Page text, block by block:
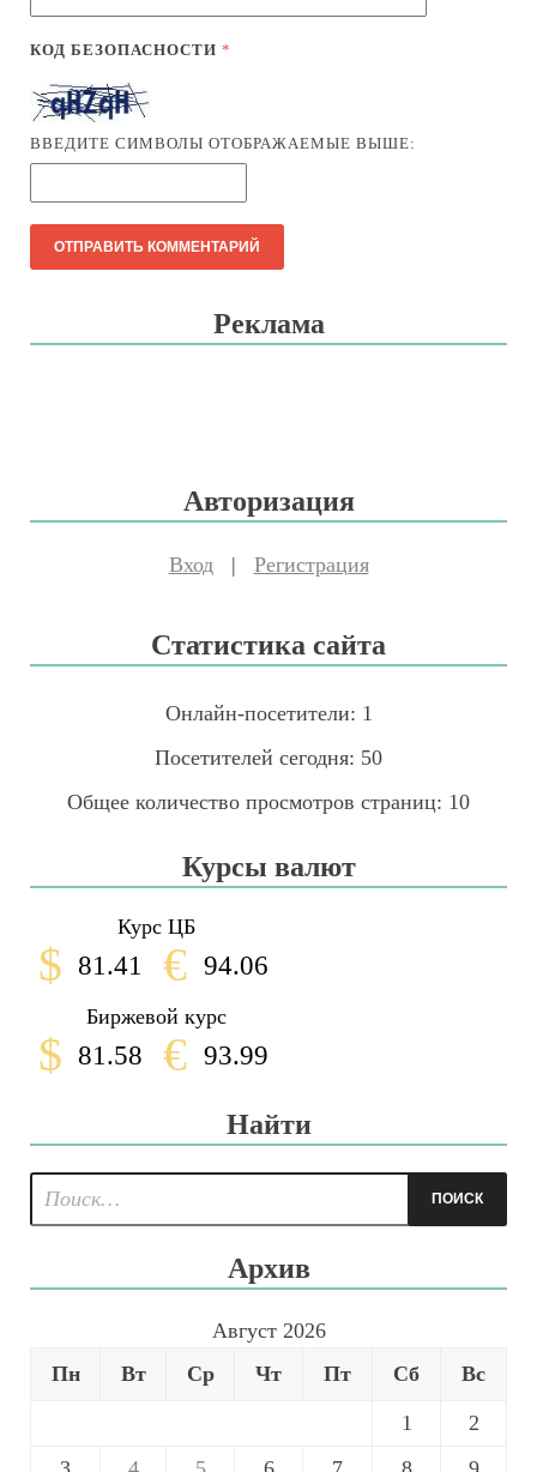
КОД БЕЗОПАСНОСТИ*
ВВЕДИТЕ СИМВОЛЫ ОТОБРАЖАЕМЫЕ ВЫШЕ:
Реклама
Авторизация
Вход| Регистрация
Статистика сайта
Онлайн-посетители: 1
Посетителей сегодня: 50
Общее количество просмотров страниц: 10
Курсы валют
Курс ЦБ
$ 81.41 € 94.06
Биржевой курс
$ 81.58 € 93.99
Найти
Архив
Август 2026
Пн
Вт Ср Чт Пт Сб Вс
1
2